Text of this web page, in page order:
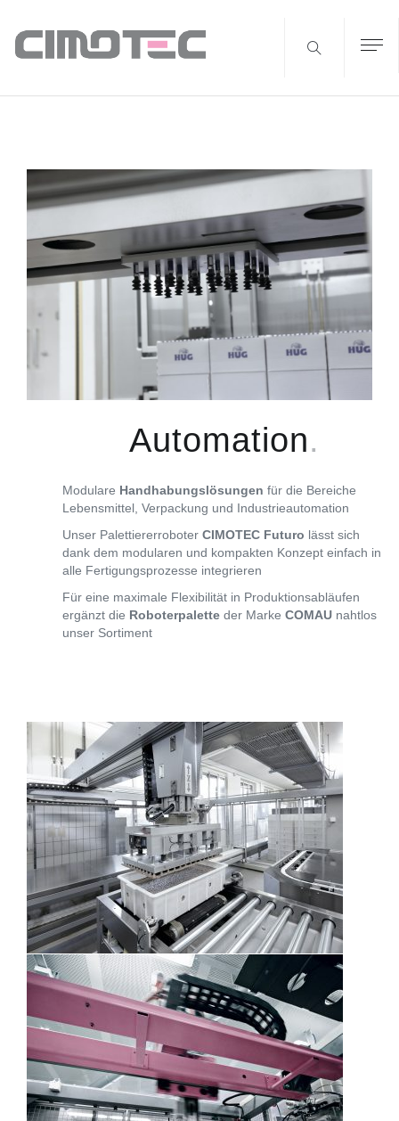
Automation
Modulare Handhabungslösungen für die Bereiche
Lebensmittel, Verpackung und Industrieautomation
Unser Palettiererroboter CIMOTEC Futuro lässt sich
dank dem modularen und kompakten Konzept einfach in
alle Fertigungsprozesse integrieren
Für eine maximale Flexibilität in Produktionsabläufen
ergänzt die Roboterpalette der Marke COMAU nahtlos
unser Sortiment